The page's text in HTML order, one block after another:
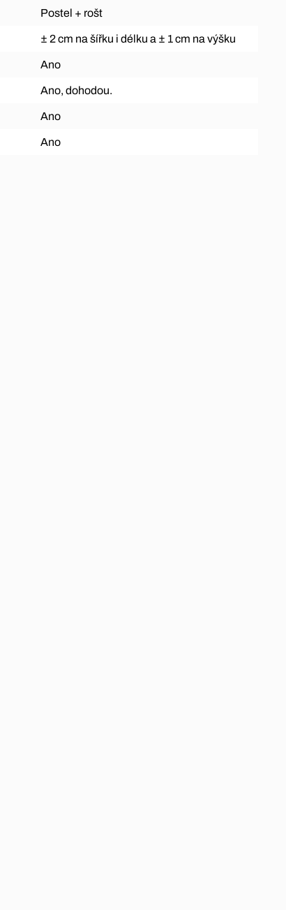
Postel + rošt
± 2 cm na šířku i délku a ± 1 cm na výšku
Ano
Ano, dohodou.
Ano
Ano